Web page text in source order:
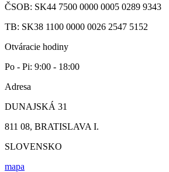
ČSOB: SK44 7500 0000 0005 0289 9343
TB: SK38 1100 0000 0026 2547 5152
Otváracie hodiny
Po - Pi: 9:00 - 18:00
Adresa
DUNAJSKÁ 31
811 08, BRATISLAVA I.
SLOVENSKO
mapa